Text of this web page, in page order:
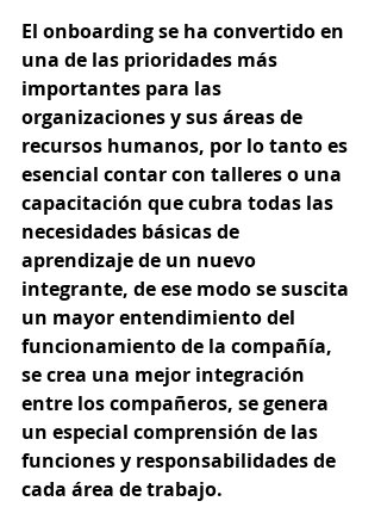
El onboarding se ha convertido en
una de las prioridades más
importantes para las
organizaciones y sus áreas de
recursos humanos, por lo tanto es
esencial contar con talleres o una
capacitación que cubra todas las
necesidades básicas de
aprendizaje de un nuevo
integrante, de ese modo se suscita
un mayor entendimiento del
funcionamiento de la compañía,
se crea una mejor integración
entre los compañeros, se genera
un especial comprensión de las
funciones y responsabilidades de
cada área de trabajo.